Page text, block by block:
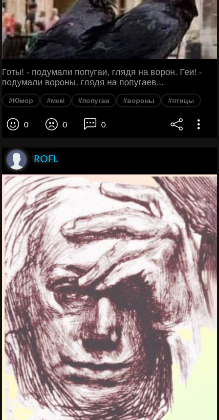
Готы! - подумали попугаи, глядя на ворон. Геи! -
подумали вороны, глядя на попугаев...
#Юмор #мем #попугаи #вороны #птицы
0 0 0
ROFL